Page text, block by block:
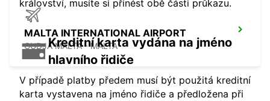
MALTA INTERNATIONAL AIRPORT
GUDJA MALTA - MALTA
království, musíte si přinést obě části průkazu.
Kreditní karta vydána na jméno
hlavního řidiče
V případě platby předem musí být použitá kreditní
karta vystavena na jméno řidiče a předložena při